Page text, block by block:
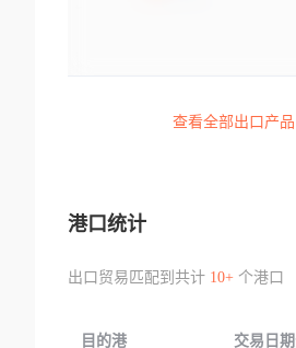
查看全部出口产品
港口统计
出口贸易匹配到共计 10+个港口
目的港 交易日